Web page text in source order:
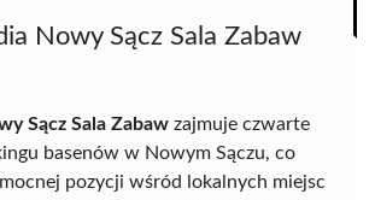
Nowy Sącz Sala Zabaw
Sącz Sala Zabaw zajmuje czwarte
basenów w Nowym Sączu, co
pozycji wśród lokalnych miejsc